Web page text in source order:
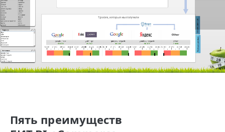
Пять преимуществ